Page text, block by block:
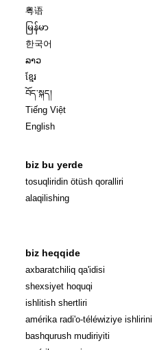
粤语
မြန်မာ
한국어
ລາວ
ខ្មែរ
བོད་སྐད།
Tiếng Việt
English
biz bu yerde
tosuqliridin ötüsh qoralliri
alaqilishing
new window
window
new window
window
biz heqqide
axbaratchiliq qa'idisi
shexsiyet hoquqi
ishlitish shertliri
amérika radi'o-téléwiziye ishlirini
bashqurush mudiriyiti